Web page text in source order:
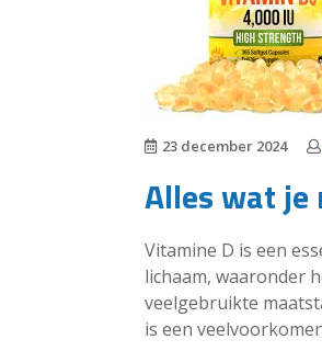
23 december 2024
Alles wat je
Vitamine D is een
lichaam, waaronder
veelgebruikte
is een